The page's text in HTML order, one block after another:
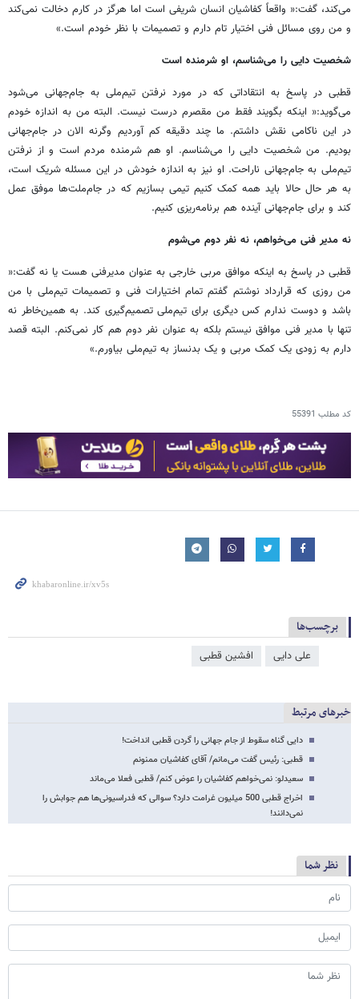
می‌کند، گفت:« واقعاً کفاشیان انسان شریفی است اما هرگز در کارم دخالت نمی‌کند
و من روی مسائل فنی اختیار تام دارم و تصمیمات با نظر خودم است.»
شخصیت دایی را می‌شناسم، او شرمنده است
قطبی در پاسخ به انتقاداتی که در مورد نرفتن تیم‌ملی به جام‌جهانی می‌شود
می‌گوید:« اینکه بگویند فقط من مقصرم درست نیست. البته من به اندازه خودم
در این ناکامی نقش داشتم. ما چند دقیقه کم آوردیم وگرنه الان در جام‌جهانی
بودیم. من شخصیت دایی را می‌شناسم. او هم شرمنده مردم است و از نرفتن
تیم‌ملی به جام‌جهانی ناراحت. او نیز به اندازه خودش در این مسئله شریک است،
به هر حال حالا باید همه کمک کنیم تیمی بسازیم که در جام‌ملت‌ها موفق عمل
کند و برای جام‌جهانی آینده هم برنامه‌ریزی کنیم.
نه مدیر فنی می‌خواهم، نه نفر دوم می‌شوم
قطبی در پاسخ به اینکه موافق مربی خارجی به عنوان مدیرفنی هست یا نه گفت:«
من روزی که قرارداد نوشتم گفتم تمام اختیارات فنی و تصمیمات تیم‌ملی با من
باشد و دوست ندارم کس دیگری برای تیم‌ملی تصمیم‌گیری کند. به همین‌خاطر نه
تنها با مدیر فنی موافق نیستم بلکه به عنوان نفر دوم هم کار نمی‌کنم. البته قصد
دارم به زودی یک کمک مربی و یک بدنساز به تیم‌ملی بیاورم.»
کد مطلب 55391
برچسب‌ها
علی دایی افشین قطبی
خبرهای مرتبط
دایی گناه سقوط از جام جهانی را گردن قطبی انداخت!
قطبی: رئیس گفت می‌مانم/ آقای کفاشیان ممنونم
سعیدلو: نمی‌خواهم کفاشیان را عوض کنم/ قطبی فعلا می‌ماند
اخراج قطبی 500 میلیون غرامت دارد؟ سوالی که فدراسیونی‌ها هم جوابش را
نمی‌دانند!
نظر شما